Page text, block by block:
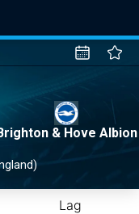
& Hove Albion
Lag